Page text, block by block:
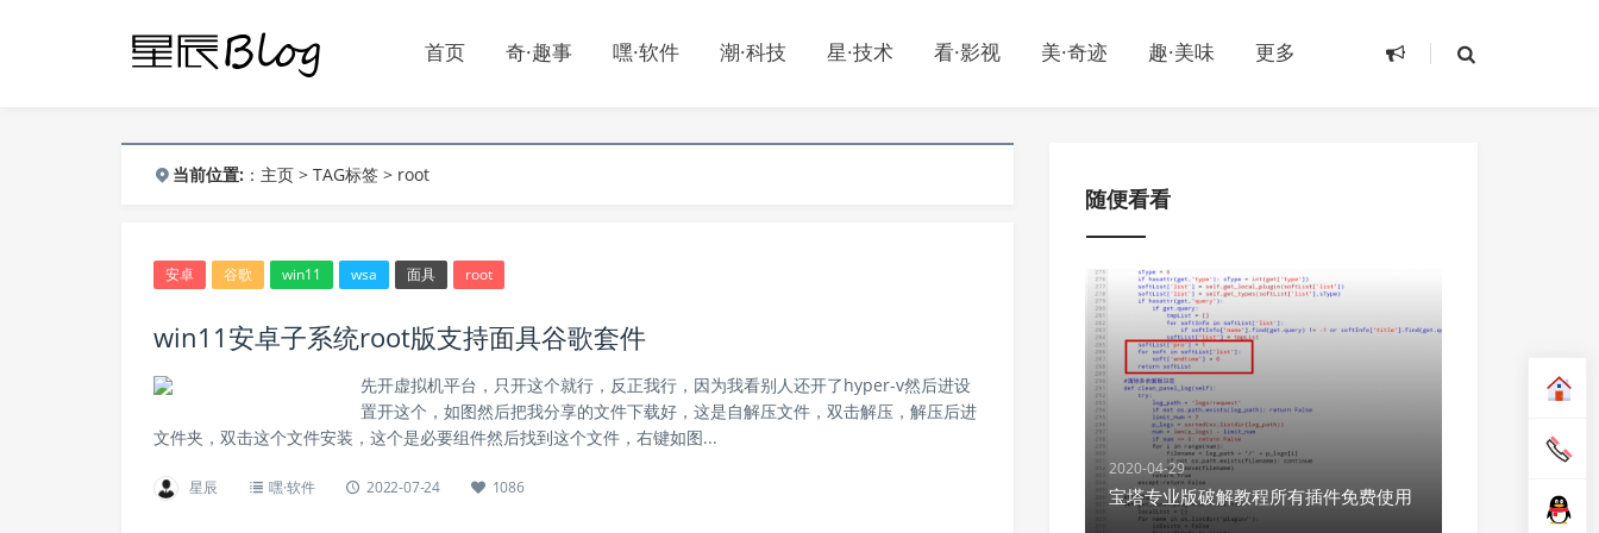
首页 奇·趣事 嘿·软件 潮·科技 星·技术 看·影视 美·奇迹 趣·美味 更多
当前位置: ： 主页 >TAG标签 > root
安卓 谷歌 win11 wsa 面具 root
win11安卓子系统root版支持面具谷歌套件
先开虚拟机平台，只开这个就行，反正我行，因为我看别人还开了hyper-v然后进设
置开这个，如图然后把我分享的文件下载好，这是自解压文件，双击解压，解压后进
文件夹，双击这个文件安装，这个是必要组件然后找到这个文件，右键如图...
星辰 嘿·软件 2022-07-24 1086
随便看看
2020-04-29
宝塔专业版破解教程所有插件免费使用